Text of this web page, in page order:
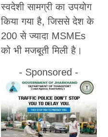
स्वदेशी सामग्री का उपयोग
किया गया है, जिससे देश के
200 से ज्यादा MSMEs
को भी मजबूती मिली है।
- Sponsored -